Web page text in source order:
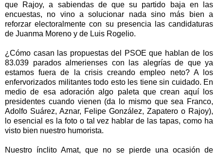
que Rajoy, a sabiendas de que su partido baja en las
encuestas, no vino a solucionar nada sino más bien a
reforzar electoralmente con su presencia las candidaturas
de Juanma Moreno y de Luis Rogelio.
¿Cómo casan las propuestas del PSOE que hablan de los
83.039 parados almerienses con las alegrías de que ya
estamos fuera de la crisis creando empleo neto? A los
enfervorizados militantes todo esto les tiene sin cuidado. En
medio de esa adoración algo paleta que crean aquí los
presidentes cuando vienen (da lo mismo que sea Franco,
Adolfo Suárez, Aznar, Felipe González, Zapatero o Rajoy),
lo esencial es la foto o tal vez hablar de las tapas, como ha
visto bien nuestro humorista.
Nuestro ínclito Amat, que no se pierde una ocasión de